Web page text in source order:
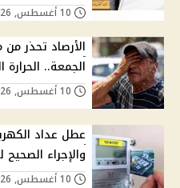
الأرصاد تحذر
الجمعة.. الحرارة
والإجراء